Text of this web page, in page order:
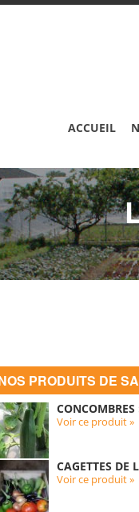
ACCUEIL
PRODUITS DE
Voir ce produit »
CAGETTES DE
Voir ce produit »